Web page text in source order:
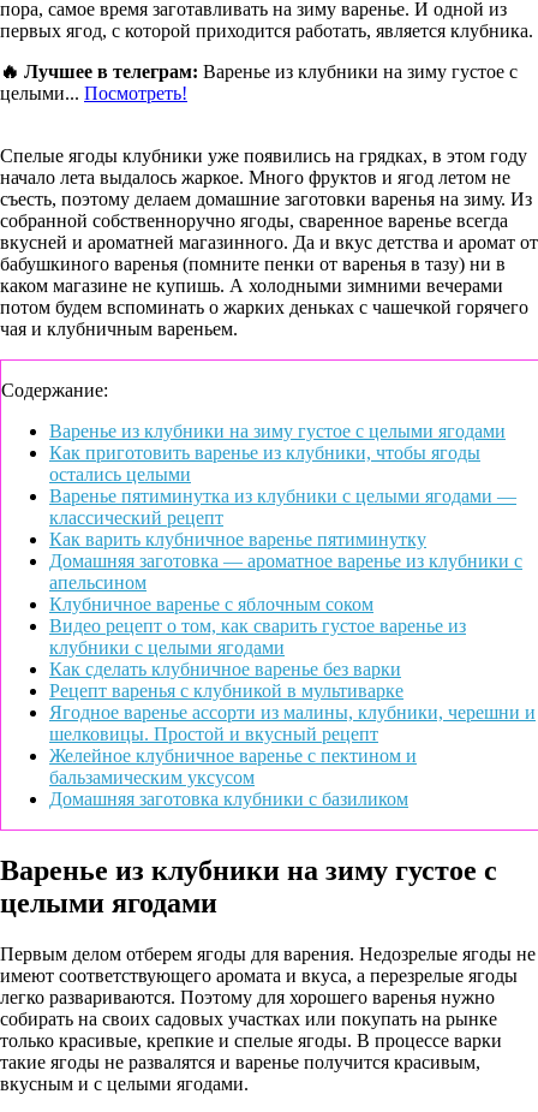
пора, самое время заготавливать на зиму варенье. И одной из
первых ягод, с которой приходится работать, является клубника.
🔥 Лучшее в телеграм: Варенье из клубники на зиму густое с
целыми... Посмотреть!
Спелые ягоды клубники уже появились на грядках, в этом году
начало лета выдалось жаркое. Много фруктов и ягод летом не
съесть, поэтому делаем домашние заготовки варенья на зиму. Из
собранной собственноручно ягоды, сваренное варенье всегда
вкусней и ароматней магазинного. Да и вкус детства и аромат от
бабушкиного варенья (помните пенки от варенья в тазу) ни в
каком магазине не купишь. А холодными зимними вечерами
потом будем вспоминать о жарких деньках с чашечкой горячего
чая и клубничным вареньем.
Содержание:
Варенье из клубники на зиму густое с целыми ягодами
Как приготовить варенье из клубники, чтобы ягоды
остались целыми
Варенье пятиминутка из клубники с целыми ягодами —
классический рецепт
Как варить клубничное варенье пятиминутку
Домашняя заготовка — ароматное варенье из клубники с
апельсином
Клубничное варенье с яблочным соком
Видео рецепт о том, как сварить густое варенье из
клубники с целыми ягодами
Как сделать клубничное варенье без варки
Рецепт варенья с клубникой в мультиварке
Ягодное варенье ассорти из малины, клубники, черешни и
шелковицы. Простой и вкусный рецепт
Желейное клубничное варенье с пектином и
бальзамическим уксусом
Домашняя заготовка клубники с базиликом
Варенье из клубники на зиму густое с
целыми ягодами
Первым делом отберем ягоды для варения. Недозрелые ягоды не
имеют соответствующего аромата и вкуса, а перезрелые ягоды
легко развариваются. Поэтому для хорошего варенья нужно
собирать на своих садовых участках или покупать на рынке
только красивые, крепкие и спелые ягоды. В процессе варки
такие ягоды не развалятся и варенье получится красивым,
вкусным и с целыми ягодами.